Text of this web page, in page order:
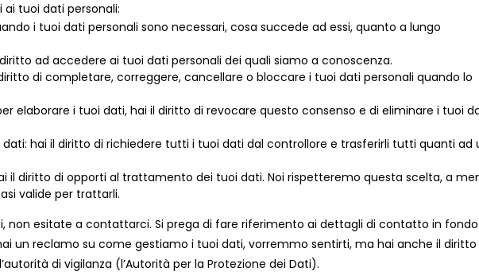
ai tuoi dati personali:
i tuoi dati personali sono necessari, cosa succede ad essi, quanto a lungo
ad accedere ai tuoi dati personali dei quali siamo a conoscenza.
di completare, correggere, cancellare o bloccare i tuoi dati personali quando lo
elaborare i tuoi dati, hai il diritto di revocare questo consenso e di eliminare i tuoi
hai il diritto di richiedere tutti i tuoi dati dal controllore e trasferirli tutti quanti ad
il diritto di opporti al trattamento dei tuoi dati. Noi rispetteremo questa scelta, a
valide per trattarli.
non esitate a contattarci. Si prega di fare riferimento ai dettagli di contatto in
un reclamo su come gestiamo i tuoi dati, vorremmo sentirti, ma hai anche il diritto
di vigilanza (l’Autorità per la Protezione dei Dati).